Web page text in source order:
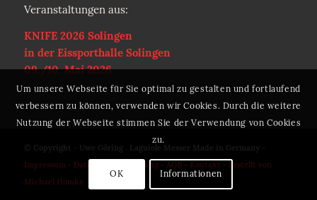
Veranstaltungen aus:
KNIFE 2026 Solingen
in der Eissporthalle Solingen
09./10. Mai 2026
© Copyright - Uwe Göring . Laguiole Messer Made in Germany -
Impressum- Datenschutzerklärung- AGB- Kontakt
Erstellt von
Michael Hömke
Um unsere Webseite für Sie optimal zu gestalten und fortlaufend
verbessern zu können, verwenden wir Cookies. Durch die weitere
Nutzung der Webseite stimmen Sie der Verwendung von Cookies
zu.
OK Informationen